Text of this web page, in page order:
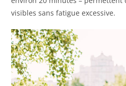
visibles sans fatigue excessive.